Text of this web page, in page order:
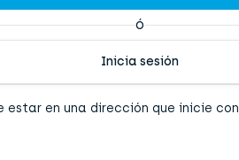
ó
Inicia sesión
estar en una dirección que inicie con